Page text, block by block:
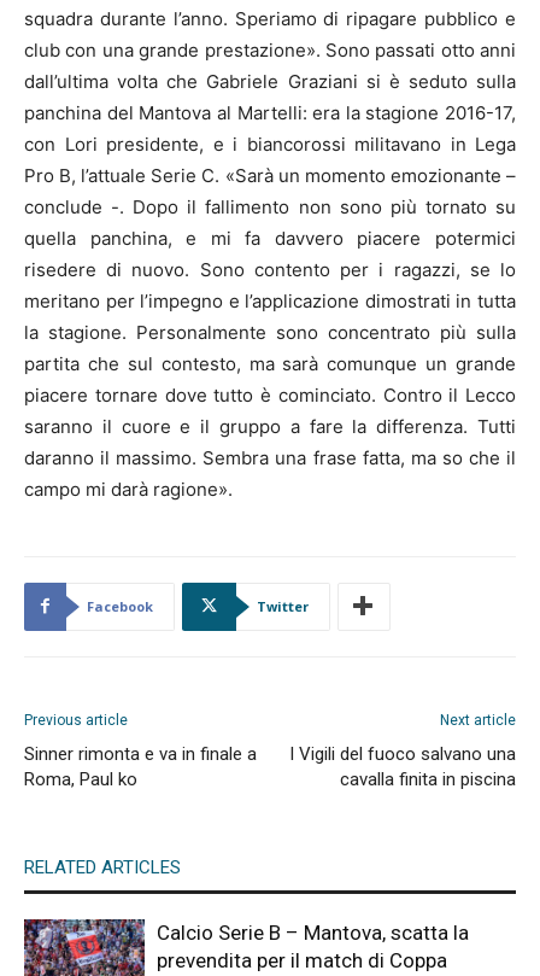
squadra durante l’anno. Speriamo di ripagare pubblico e
club con una grande prestazione». Sono passati otto anni
dall’ultima volta che Gabriele Graziani si è seduto sulla
panchina del Mantova al Martelli: era la stagione 2016-17,
con Lori presidente, e i biancorossi militavano in Lega
Pro B, l’attuale Serie C. «Sarà un momento emozionante –
conclude -. Dopo il fallimento non sono più tornato su
quella panchina, e mi fa davvero piacere potermici
risedere di nuovo. Sono contento per i ragazzi, se lo
meritano per l’impegno e l’applicazione dimostrati in tutta
la stagione. Personalmente sono concentrato più sulla
partita che sul contesto, ma sarà comunque un grande
piacere tornare dove tutto è cominciato. Contro il Lecco
saranno il cuore e il gruppo a fare la differenza. Tutti
daranno il massimo. Sembra una frase fatta, ma so che il
campo mi darà ragione».
Facebook Twitter
Previous article
Sinner rimonta e va in finale a
Roma, Paul ko
Next article
I Vigili del fuoco salvano una
cavalla finita in piscina
RELATED ARTICLES
Calcio Serie B – Mantova, scatta la
prevendita per il match di Coppa